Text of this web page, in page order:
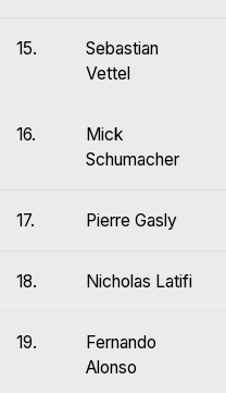
15.
Sebastian
Vettel
16.
Mick
Schumacher
17. Pierre Gasly
18. Nicholas Latifi
19.
Fernando
Alonso